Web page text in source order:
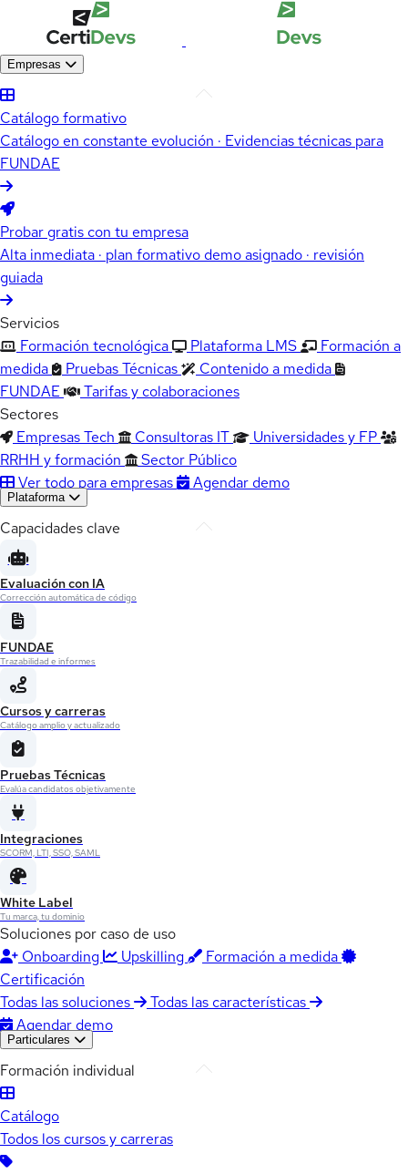
Empresas
Catálogo formativo
Catálogo en constante evolución · Evidencias técnicas para
FUNDAE
Probar gratis con tu empresa
Alta inmediata · plan formativo demo asignado · revisión
guiada
Servicios
Formación tecnológica
Plataforma LMS
Formación a
medida
Pruebas Técnicas
Contenido a medida
FUNDAE
Tarifas y colaboraciones
Sectores
Empresas Tech
Consultoras IT
Universidades y FP
RRHH y formación
Sector Público
Ver todo para empresas
Agendar demo
Plataforma
Capacidades clave
Evaluación con IA
Corrección automática de código
FUNDAE
Trazabilidad e informes
Cursos y carreras
Catálogo amplio y actualizado
Pruebas Técnicas
Evalúa candidatos objetivamente
Integraciones
SCORM, LTI, SSO, SAML
White Label
Tu marca, tu dominio
Soluciones por caso de uso
Onboarding
Upskilling
Formación a medida
Certificación
Todas las soluciones
Todas las características
Agendar demo
Particulares
Formación individual
Catálogo
Todos los cursos y carreras